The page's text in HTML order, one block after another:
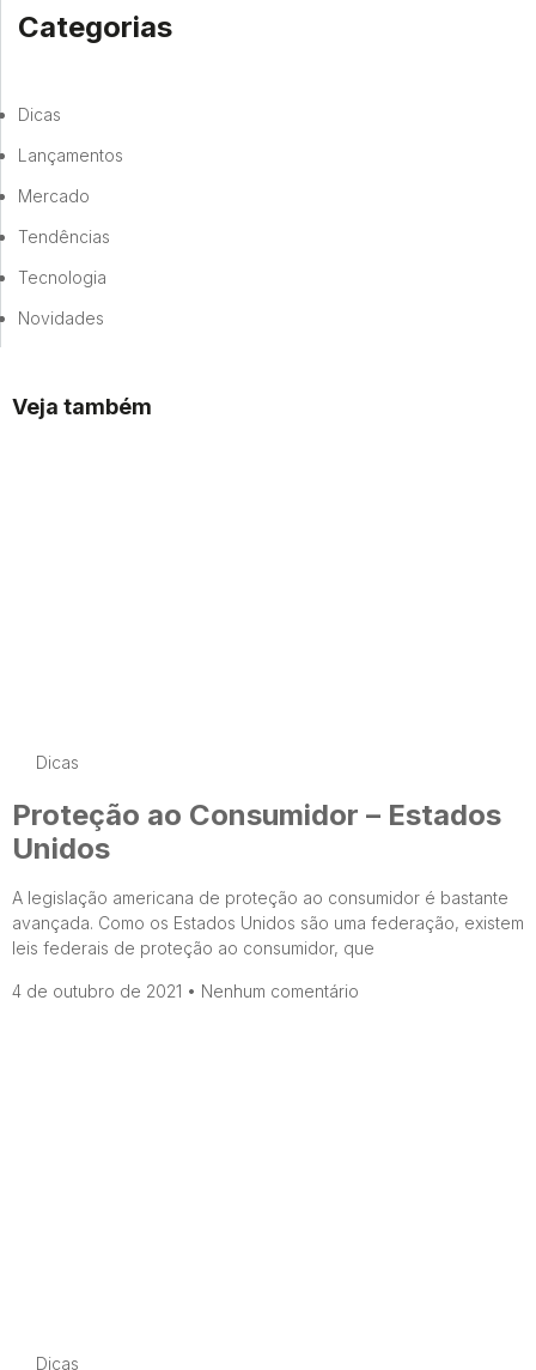
Categorias
Dicas
Lançamentos
Mercado
Tendências
Tecnologia
Novidades
Veja também
Dicas
Proteção ao Consumidor – Estados
Unidos
A legislação americana de proteção ao consumidor é bastante
avançada. Como os Estados Unidos são uma federação, existem
leis federais de proteção ao consumidor, que
4 de outubro de 2021 Nenhum comentário
Dicas